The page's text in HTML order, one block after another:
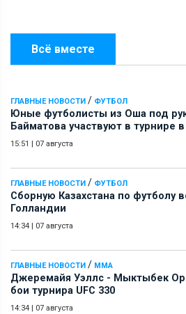
Всё вместе
ГЛАВНЫЕ НОВОСТИ / ФУТБОЛ
Юные футболисты из Оша под
Байматова участвуют в турнире в
15:51 | 07 августа
ГЛАВНЫЕ НОВОСТИ / ФУТБОЛ
Сборную Казахстана по футболу
Голландии
14:34 | 07 августа
ГЛАВНЫЕ НОВОСТИ / ММА
Джеремайя Уэллс - Мыктыбек
бои турнира UFC 330
14:34 | 07 августа